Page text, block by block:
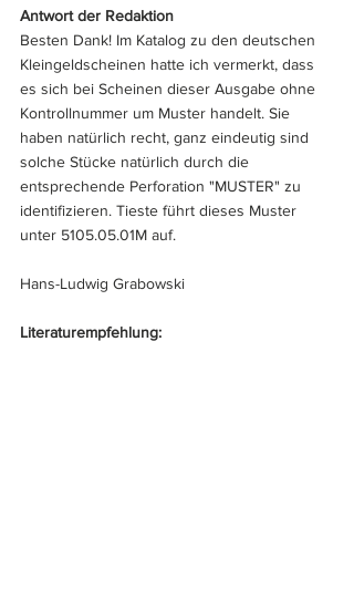
Antwort der Redaktion
Besten Dank! Im Katalog zu den deutschen
Kleingeldscheinen hatte ich vermerkt, dass
es sich bei Scheinen dieser Ausgabe ohne
Kontrollnummer um Muster handelt. Sie
haben natürlich recht, ganz eindeutig sind
solche Stücke natürlich durch die
entsprechende Perforation "MUSTER" zu
identifizieren. Tieste führt dieses Muster
unter 5105.05.01M auf.
Hans-Ludwig Grabowski
Literaturempfehlung: